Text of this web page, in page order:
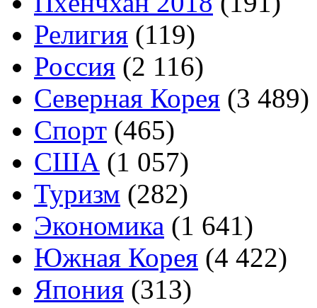
Религия (119)
Россия (2 116)
Северная Корея (3 489)
Спорт (465)
США (1 057)
Туризм (282)
Экономика (1 641)
Южная Корея (4 422)
Япония (313)